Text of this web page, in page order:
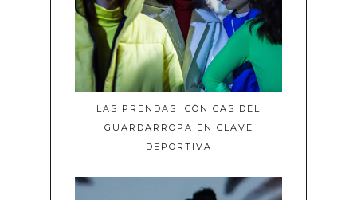
LAS PRENDAS ICÓNICAS DEL
GUARDARROPA EN CLAVE
DEPORTIVA